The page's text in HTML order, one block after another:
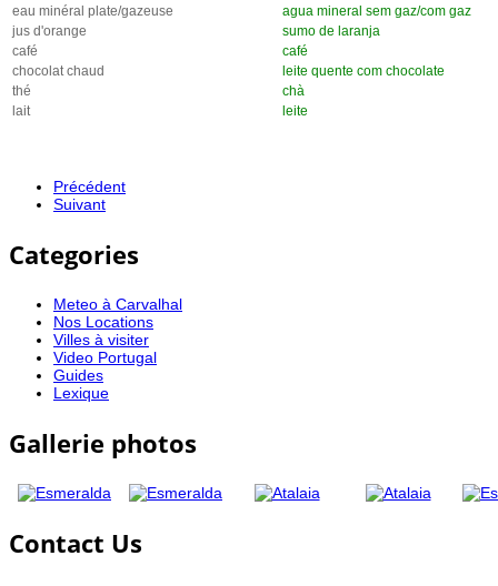
eau minéral plate/gazeuse
agua mineral sem gaz/com gaz
jus d'orange
sumo de laranja
café
café
chocolat chaud
leite quente com chocolate
thé
chà
lait
leite
Précédent
Suivant
Categories
Meteo à Carvalhal
Nos Locations
Villes à visiter
Video Portugal
Guides
Lexique
Gallerie photos
Contact Us